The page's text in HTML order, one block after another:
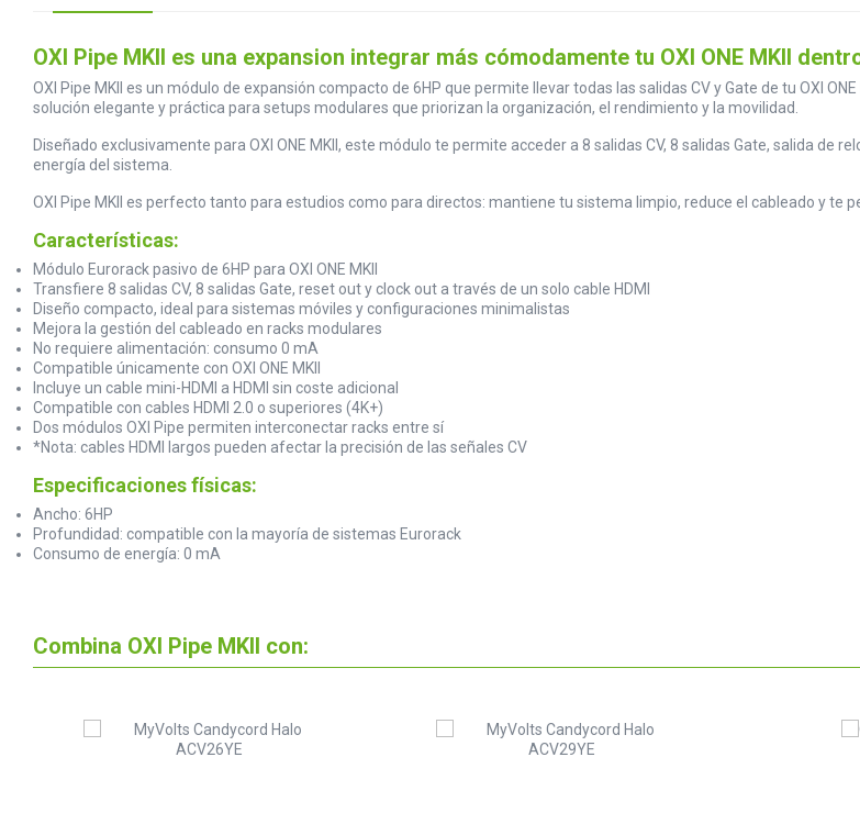
OXI Pipe MKII es una expansion integrar más cómodamente tu OXI ONE MKII
OXI Pipe MKII es un módulo de expansión compacto de 6HP que permite llevar todas las salidas CV y Gate de tu OXI
solución elegante y práctica para setups modulares que priorizan la organización, el rendimiento y la movilidad.
Diseñado exclusivamente para OXI ONE MKII, este módulo te permite acceder a 8 salidas CV, 8 salidas Gate, salida de
energía del sistema.
OXI Pipe MKII es perfecto tanto para estudios como para directos: mantiene tu sistema limpio, reduce el cableado y te
Características:
Módulo Eurorack pasivo de 6HP para OXI ONE MKII
Transfiere 8 salidas CV, 8 salidas Gate, reset out y clock out a través de un solo cable HDMI
Diseño compacto, ideal para sistemas móviles y configuraciones minimalistas
Mejora la gestión del cableado en racks modulares
No requiere alimentación: consumo 0 mA
Compatible únicamente con OXI ONE MKII
Incluye un cable mini-HDMI a HDMI sin coste adicional
Compatible con cables HDMI 2.0 o superiores (4K+)
Dos módulos OXI Pipe permiten interconectar racks entre sí
*Nota: cables HDMI largos pueden afectar la precisión de las señales CV
Especificaciones físicas:
Ancho: 6HP
Profundidad: compatible con la mayoría de sistemas Eurorack
Consumo de energía: 0 mA
Combina OXI Pipe MKII con: